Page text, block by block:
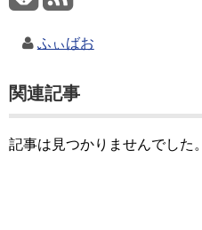
ふぃばお
関連記事
記事は見つかりませんでした。